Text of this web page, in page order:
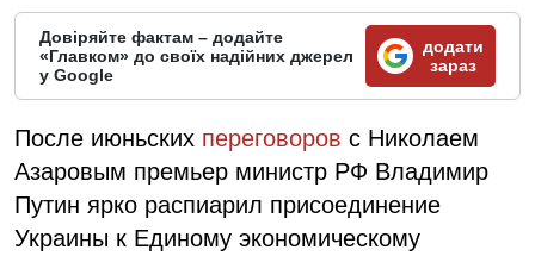
Довіряйте фактам – додайте
«Главком» до своїх надійних джерел
у Google
додати
зараз
После июньских переговоров с Николаем
Азаровым премьер министр РФ Владимир
Путин ярко распиарил присоединение
Украины к Единому экономическому